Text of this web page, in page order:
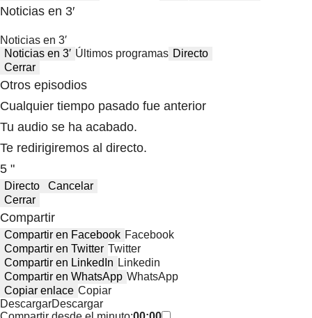
Noticias en 3′
Noticias en 3′
Noticias en 3′ Últimos programas Directo
Cerrar
Otros episodios
Cualquier tiempo pasado fue anterior
Tu audio se ha acabado.
Te redirigiremos al directo.
5 "
Directo
Cancelar
Cerrar
Compartir
Compartir en Facebook Facebook
Compartir en Twitter Twitter
Compartir en LinkedIn Linkedin
Compartir en WhatsApp WhatsApp
Copiar enlace Copiar
DescargarDescargar